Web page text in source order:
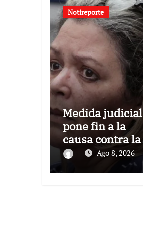
Notireporte
Medida judicial
pone fin a la
causa contra la
exjuex Afiuni
Ago 8, 2026